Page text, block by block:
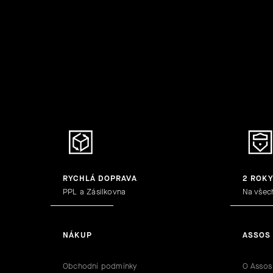
RYCHLÁ DOPRAVA
PPL a Zásilkovna
2
Na
NÁKUP
Obchodní podmínky
ASSOS
O Assos